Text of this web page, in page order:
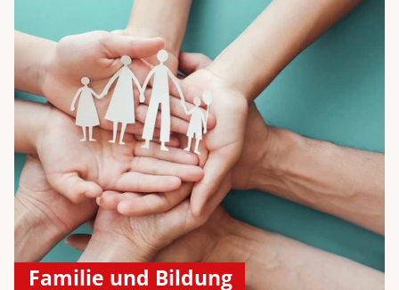
Familie und Bildung